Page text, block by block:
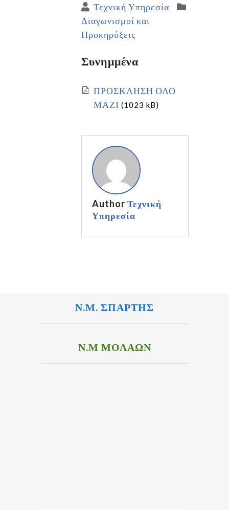
Τεχνική Υπηρεσία
Διαγωνισμοί και
Προκηρύξεις
Συνημμένα
ΠΡΟΣΚΛΗΣΗ ΟΛΟ
ΜΑΖΙ (1023 kB)
Author Τεχνική
Υπηρεσία
Ν.Μ. ΣΠΑΡΤΗΣ
Ν.Μ ΜΟΛΑΩΝ